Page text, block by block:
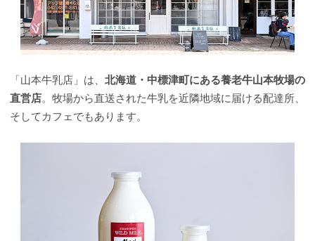
「山本牛乳店」は、 北海道・中標津町にある養老牛山本牧場の
直営店。牧場から直送された牛乳を近隣地域に届ける配達所、
そしてカフェでもあります。